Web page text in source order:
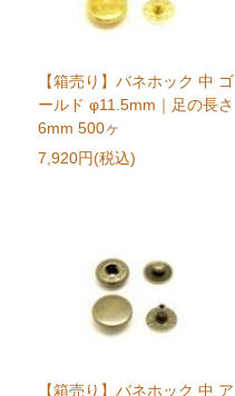
【箱売り】バネホック 中 ゴ
ールド φ11.5mm｜足の長さ
6mm 500ヶ
7,920円(税込)
【箱売り】バネホック 中 ア